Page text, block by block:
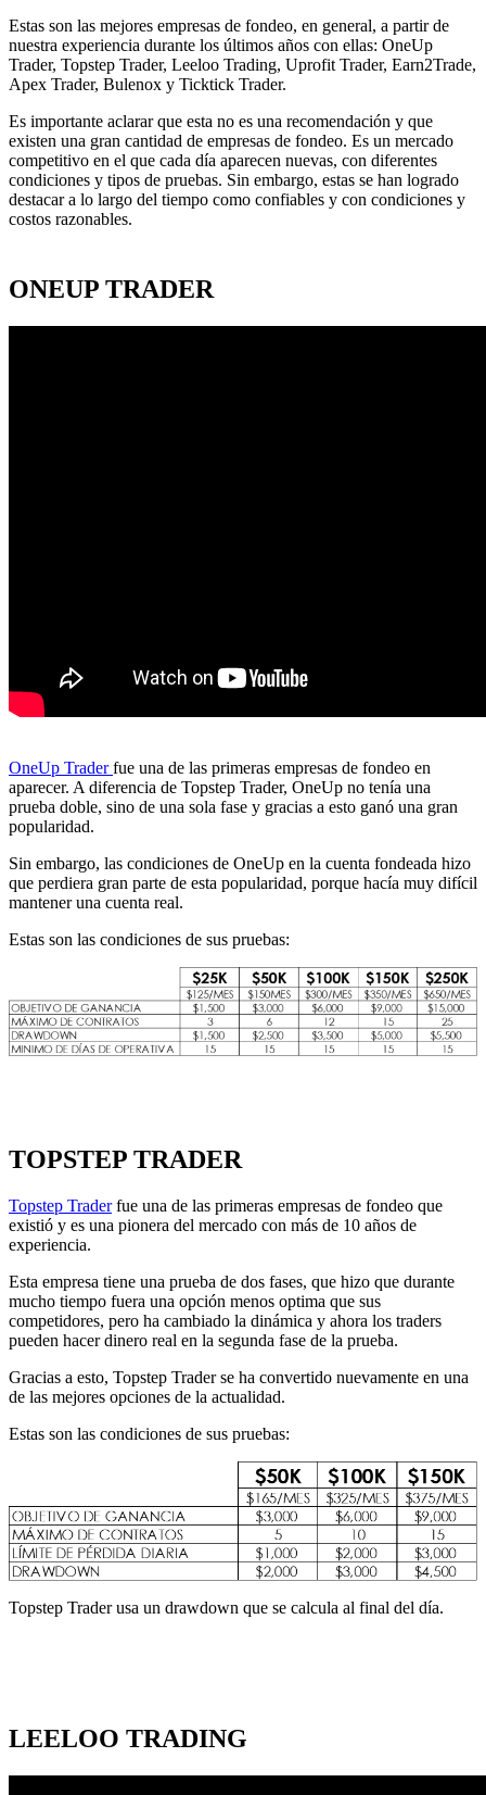
Estas son las mejores empresas de fondeo, en general, a partir de
nuestra experiencia durante los últimos años con ellas: OneUp
Trader, Topstep Trader, Leeloo Trading, Uprofit Trader, Earn2Trade,
Apex Trader, Bulenox y Ticktick Trader.
Es importante aclarar que esta no es una recomendación y que
existen una gran cantidad de empresas de fondeo. Es un mercado
competitivo en el que cada día aparecen nuevas, con diferentes
condiciones y tipos de pruebas. Sin embargo, estas se han logrado
destacar a lo largo del tiempo como confiables y con condiciones y
costos razonables.
ONEUP TRADER
OneUp Traderfue una de las primeras empresas de fondeo en
aparecer. A diferencia de Topstep Trader, OneUp no tenía una
prueba doble, sino de una sola fase y gracias a esto ganó una gran
popularidad.
Sin embargo, las condiciones de OneUp en la cuenta fondeada hizo
que perdiera gran parte de esta popularidad, porque hacía muy difícil
mantener una cuenta real.
Estas son las condiciones de sus pruebas:
TOPSTEP TRADER
Topstep Traderfue una de las primeras empresas de fondeo que
existió y es una pionera del mercado con más de 10 años de
experiencia.
Esta empresa tiene una prueba de dos fases, que hizo que durante
mucho tiempo fuera una opción menos optima que sus
competidores, pero ha cambiado la dinámica y ahora los traders
pueden hacer dinero real en la segunda fase de la prueba.
Gracias a esto, Topstep Trader se ha convertido nuevamente en una
de las mejores opciones de la actualidad.
Estas son las condiciones de sus pruebas:
Topstep Trader usa un drawdown que se calcula al final del día.
LEELOO TRADING